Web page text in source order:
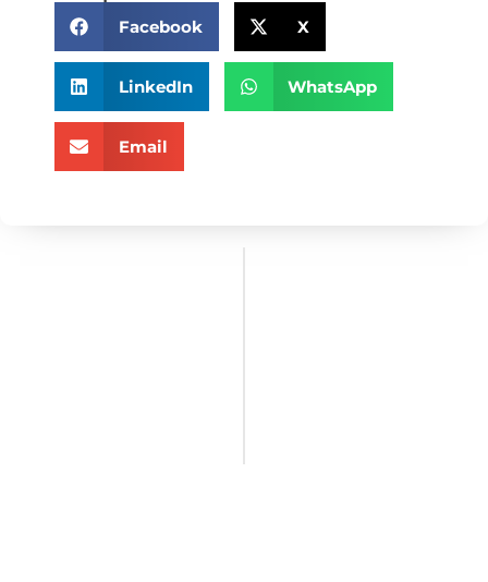
Facebook X
LinkedIn WhatsApp
Email